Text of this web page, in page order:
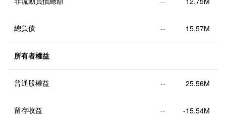
總負債 -- 15.57M
所有者權益
普通股權益 -- 25.56M
留存收益 -- -15.54M